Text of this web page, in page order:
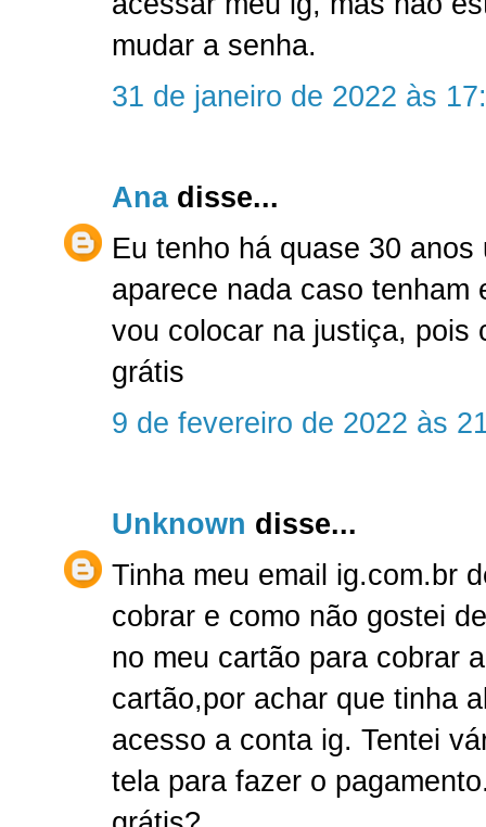
mudar a senha.
31 de janeiro de 2022 às
Anadisse...
Eu tenho há quase 30
aparece nada caso tenham
vou colocar na justiça, pois
grátis
9 de fevereiro de 2022 às
Unknown disse...
Tinha meu email ig.com.br
cobrar e como não gostei
no meu cartão para cobrar
cartão,por achar que tinha
acesso a conta ig. Tentei
tela para fazer o